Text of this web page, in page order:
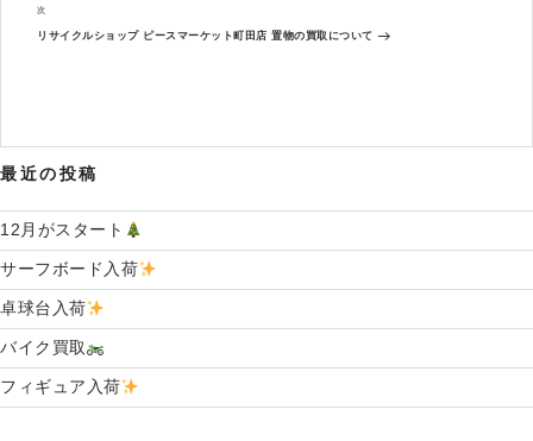
ゲ
ー
投
稿
次
の
次
リサイクルショップ ピースマーケット町田店 置物の買取について
最近の投稿
12月がスタート
サーフボード入荷
卓球台入荷
バイク買取
フィギュア入荷